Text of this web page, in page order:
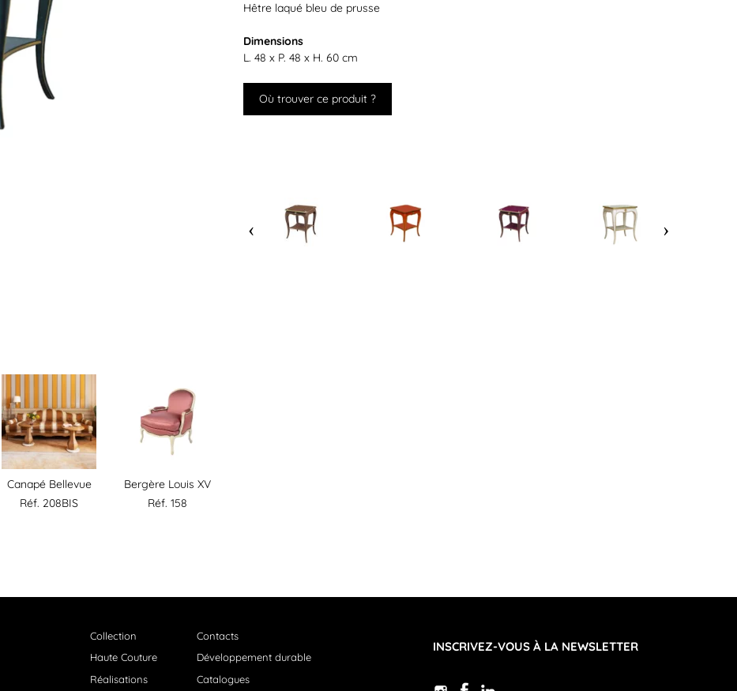
Hêtre laqué bleu de prusse
Dimensions
L. 48 x P. 48 x H. 60 cm
Où trouver ce produit ?
Canapé Bellevue
Réf. 208BIS
Bergère Louis XV
Réf. 158
Collection
Haute Couture
Réalisations
Contacts
Développement durable
Catalogues
INSCRIVEZ-VOUS À LA NEWSLETTER